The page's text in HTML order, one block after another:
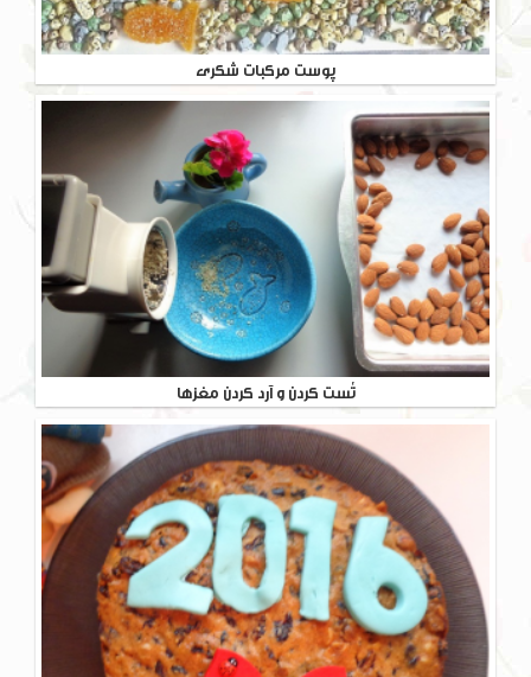
پوست مرکبات شکری
تُست کردن و آرد کردن مغزها